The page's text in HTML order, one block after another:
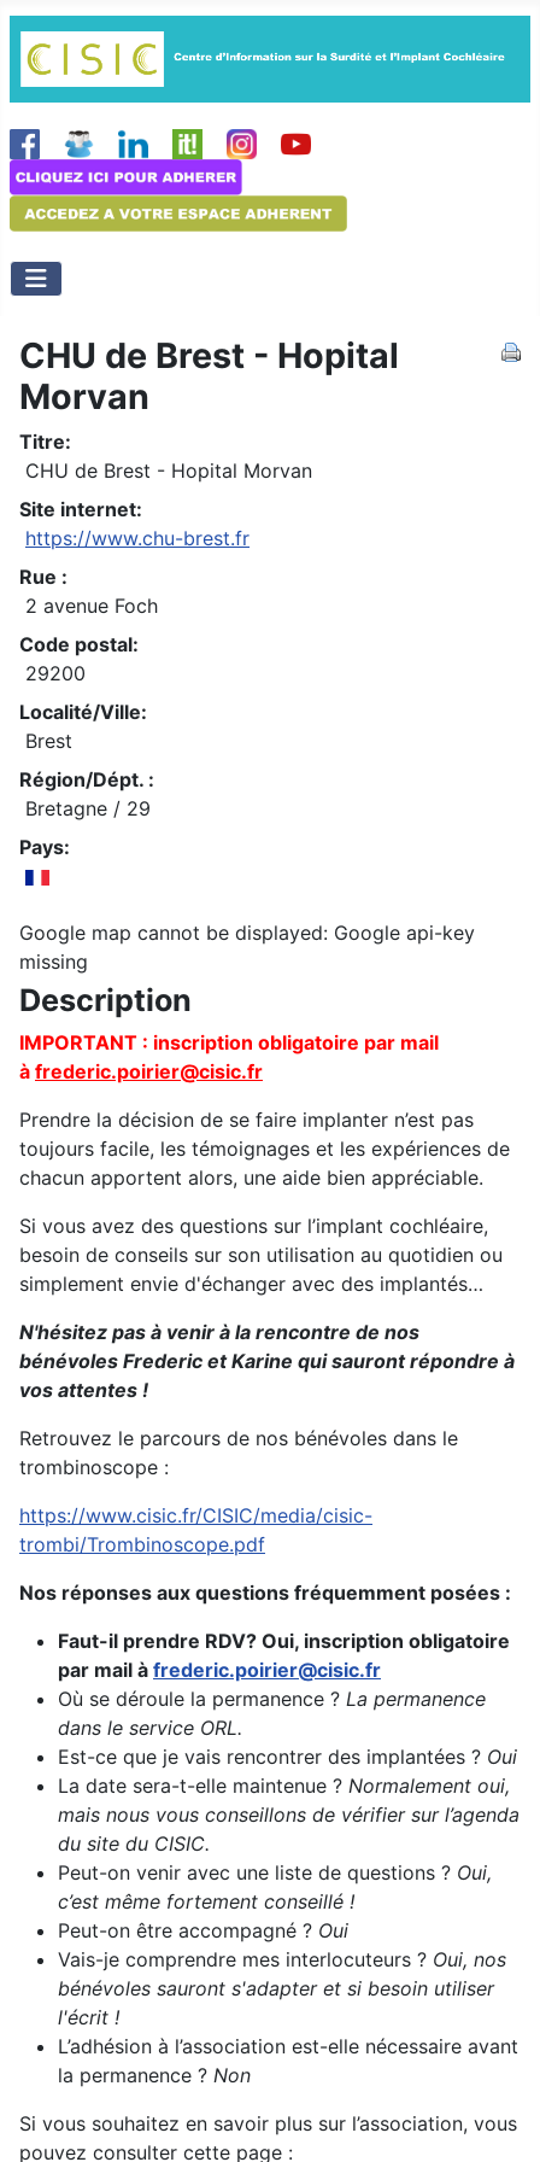
CHU de Brest - Hopital
Morvan
Titre:
CHU de Brest - Hopital Morvan
Site internet:
https://www.chu-brest.fr
Rue :
2 avenue Foch
Code postal:
29200
Localité/Ville:
Brest
Région/Dépt. :
Bretagne / 29
Pays:
Google map cannot be displayed: Google api-key
missing
Description
IMPORTANT : inscription obligatoire par mail
à frederic.poirier@cisic.fr
Prendre la décision de se faire implanter n’est pas
toujours facile, les témoignages et les expériences de
chacun apportent alors, une aide bien appréciable.
Si vous avez des questions sur l’implant cochléaire,
besoin de conseils sur son utilisation au quotidien ou
simplement envie d'échanger avec des implantés…
N'hésitez pas à venir à la rencontre de nos
bénévoles Frederic et Karine qui sauront répondre à
vos attentes !
Retrouvez le parcours de nos bénévoles dans le
trombinoscope :
https://www.cisic.fr/CISIC/media/cisic-
trombi/Trombinoscope.pdf
Nos réponses aux questions fréquemment posées :
Faut-il prendre RDV? Oui, inscription obligatoire
par mail à frederic.poirier@cisic.fr
Où se déroule la permanence ? La permanence
dans le service ORL.
Est-ce que je vais rencontrer des implantées ? Oui
La date sera-t-elle maintenue ? Normalement oui,
mais nous vous conseillons de vérifier sur l’agenda
du site du CISIC.
Peut-on venir avec une liste de questions ? Oui,
c’est même fortement conseillé !
Peut-on être accompagné ? Oui
Vais-je comprendre mes interlocuteurs ? Oui, nos
bénévoles sauront s'adapter et si besoin utiliser
l'écrit !
L’adhésion à l’association est-elle nécessaire avant
la permanence ? Non
Si vous souhaitez en savoir plus sur l’association, vous
pouvez consulter cette page :